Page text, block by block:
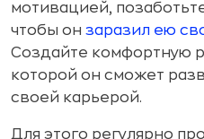
мотивацией,
чтобы он заразил ею
Создайте комфортную
которой он сможет
своей карьерой.
Для этого регулярно